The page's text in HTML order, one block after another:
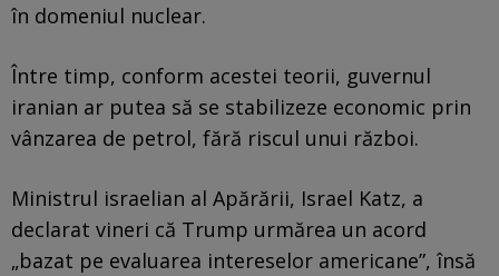
în domeniul nuclear.
Între timp, conform acestei teorii, guvernul
iranian ar putea să se stabilizeze economic prin
vânzarea de petrol, fără riscul unui război.
Ministrul israelian al Apărării, Israel Katz, a
declarat vineri că Trump urmărea un acord
„bazat pe evaluarea intereselor americane”, însă